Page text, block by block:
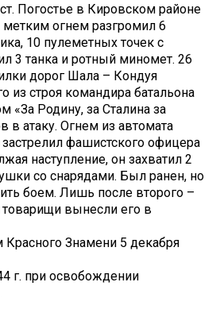
Погостье в Кировском районе
огнем разгромил 6
10 пулеметных точек с
3 танка и ротный миномет. 26
дорог Шала – Кондуя
строя командира батальона
«За Родину, за Сталина за
в атаку. Огнем из автомата
фашистского офицера
наступление, он захватил 2
со снарядами. Был ранен, но
боем. Лишь после второго –
вынесли его в
Знамени 5 декабря
г. при освобождении